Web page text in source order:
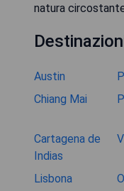
natura
Austin
Chiang Mai
Cartagena de
Indias
Lisbona